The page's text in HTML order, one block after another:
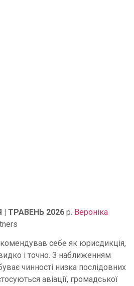
ТРАВЕНЬ 2026 р. Вероніка
себе як юрисдикція,
і точно. З наближенням
чинності низка послідовних
авіації, громадської